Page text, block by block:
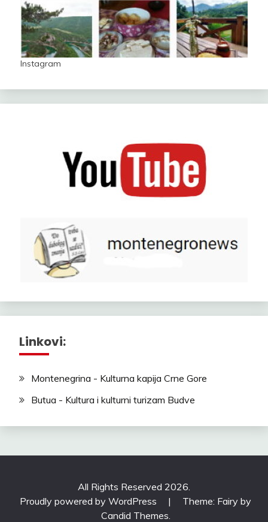
Instagram
Linkovi:
Montenegrina - Kulturna kapija Crne Gore
Butua - Kultura i kulturni turizam Budve
All Rights Reserved 2026.
Proudly powered by WordPress
|
Theme: Fairy by
Candid Themes.